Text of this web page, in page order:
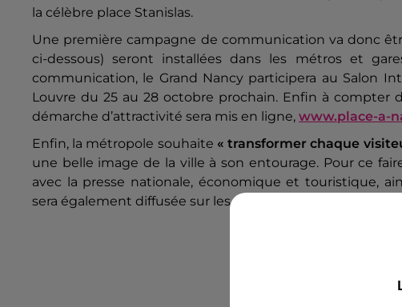
la célèbre place Stanislas.
Une première campagne de communication va donc
ci-dessous) seront installées dans les métros et
communication, le Grand Nancy participera au Salon
Louvre du 25 au 28 octobre prochain. Enfin à compter
démarche d’attractivité sera mis en ligne, www.place-a-
Enfin, la métropole souhaite « transformer chaque
une belle image de la ville à son entourage. Pour ce
avec la presse nationale, économique et touristique,
sera également diffusée sur les réseaux sociaux.